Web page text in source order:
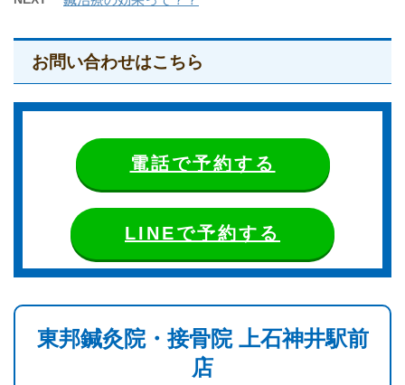
お問い合わせはこちら
電話で予約する
LINEで予約する
東邦鍼灸院・接骨院 上石神井駅前
店